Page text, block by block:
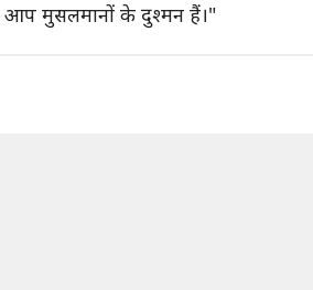
आप मुसलमानों के दुश्मन हैं।"